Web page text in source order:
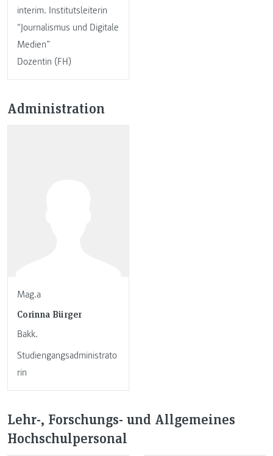
interim. Institutsleiterin
“Journalismus und Digitale
Medien”
Dozentin (FH)
Administration
Mag.a
Corinna Bürger
Bakk.
Studiengangsadministrato
rin
Lehr-, Forschungs- und Allgemeines
Hochschulpersonal